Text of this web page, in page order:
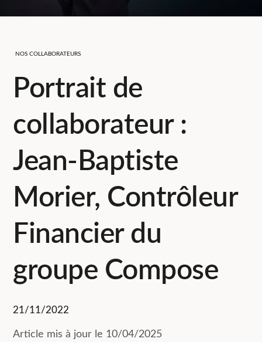
NOS COLLABORATEURS
Portrait de
collaborateur :
Jean-Baptiste
Morier, Contrôleur
Financier du
groupe Compose
21/11/2022
Article mis à jour le 10/04/2025